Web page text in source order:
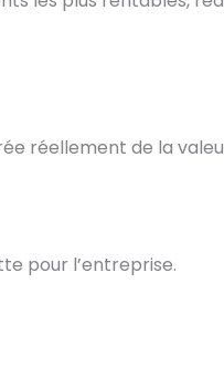
réellement de la
pour l’entreprise.